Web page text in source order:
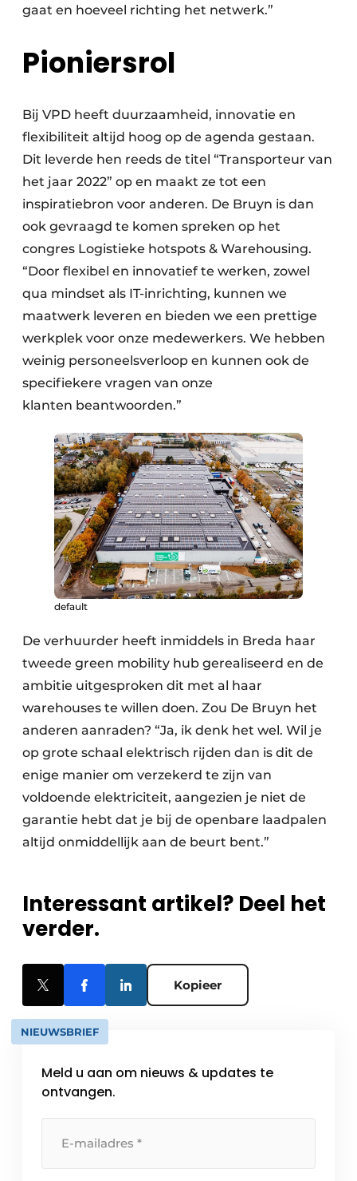
gaat en hoeveel richting het netwerk.”
Pioniersrol
Bij VPD heeft duurzaamheid, innovatie en
flexibiliteit altijd hoog op de agenda gestaan.
Dit leverde hen reeds de titel “Transporteur van
het jaar 2022” op en maakt ze tot een
inspiratiebron voor anderen. De Bruyn is dan
ook gevraagd te komen spreken op het
congres Logistieke hotspots & Warehousing.
“Door flexibel en innovatief te werken, zowel
qua mindset als IT-inrichting, kunnen we
maatwerk leveren en bieden we een prettige
werkplek voor onze medewerkers. We hebben
weinig personeelsverloop en kunnen ook de
specifiekere vragen van onze
klanten beantwoorden.”
default
De verhuurder heeft inmiddels in Breda haar
tweede green mobility hub gerealiseerd en de
ambitie uitgesproken dit met al haar
warehouses te willen doen. Zou De Bruyn het
anderen aanraden? “Ja, ik denk het wel. Wil je
op grote schaal elektrisch rijden dan is dit de
enige manier om verzekerd te zijn van
voldoende elektriciteit, aangezien je niet de
garantie hebt dat je bij de openbare laadpalen
altijd onmiddellijk aan de beurt bent.”
Interessant artikel? Deel het
verder.
Kopieer
NIEUWSBRIEF
Meld u aan om nieuws & updates te
ontvangen.